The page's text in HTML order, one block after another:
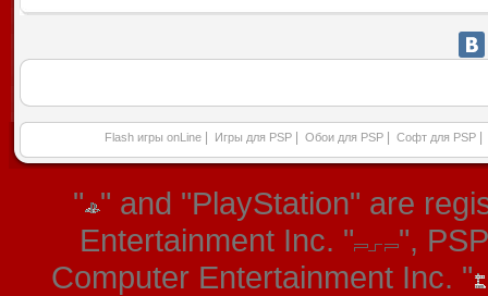
Flash игры onLine Игры для PSP Обои для PSP Софт для PSP
" " and "PlayStation" are
Entertainment Inc. "
",
Computer Entertainment Inc. "